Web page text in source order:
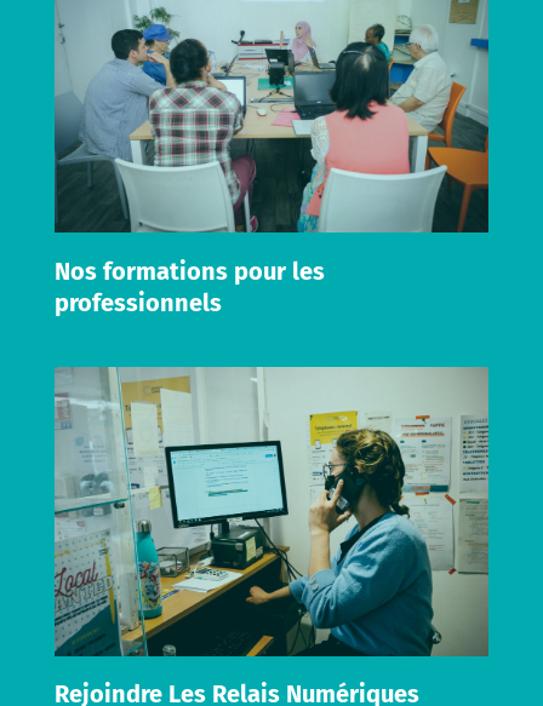
Nos formations pour les
professionnels
Rejoindre Les Relais Numériques